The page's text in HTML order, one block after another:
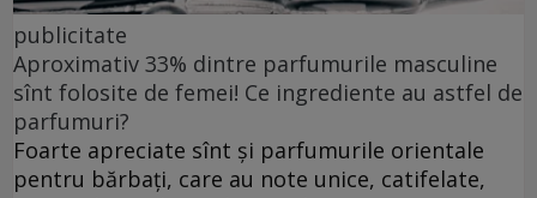
publicitate
Aproximativ 33% dintre parfumurile masculine
sînt folosite de femei! Ce ingrediente au astfel de
parfumuri?
Foarte apreciate sînt și parfumurile orientale
pentru bărbați, care au note unice, catifelate,